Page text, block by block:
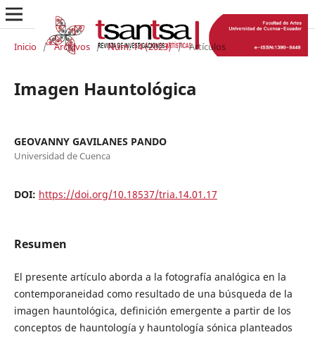
Inicio / Archivos / Núm. 14 (2023) / Artículos
Imagen Hauntológica
GEOVANNY GAVILANES PANDO
Universidad de Cuenca
DOI: https://doi.org/10.18537/tria.14.01.17
Resumen
El presente artículo aborda a la fotografía analógica en la
contemporaneidad como resultado de una búsqueda de la
imagen hauntológica, definición emergente a partir de los
conceptos de hauntología y hauntología sónica planteados